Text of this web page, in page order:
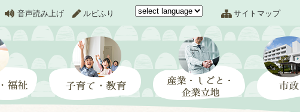
音声読み上げ ルビふり サイトマップ